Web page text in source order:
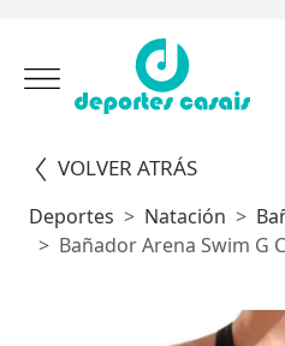
VOLVER ATRÁS
Deportes Natación
Bañador Arena Swim G